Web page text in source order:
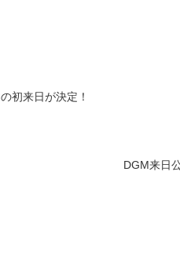
初来日が決定！
DGM来日